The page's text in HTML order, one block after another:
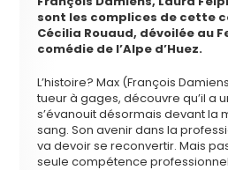
sont les complices de cette
Cécilia Rouaud, dévoilée au
comédie de l’Alpe d’Huez.
L’histoire? Max (François
tueur à gages, découvre qu’il a
s’évanouit désormais devant la
sang. Son avenir dans la
va devoir se reconvertir. Mais
seule compétence